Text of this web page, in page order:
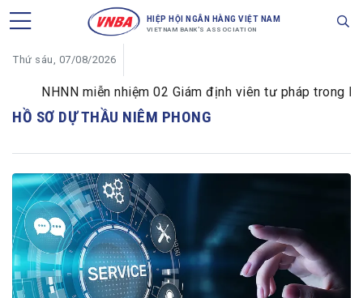
HIỆP HỘI NGÂN HÀNG VIỆT NAM
VIETNAM BANK'S ASSOCIATION
Thứ sáu, 07/08/2026
NHNN miễn nhiệm 02 Giám định viên tư pháp trong
HỒ SƠ DỰ THẦU NIÊM PHONG